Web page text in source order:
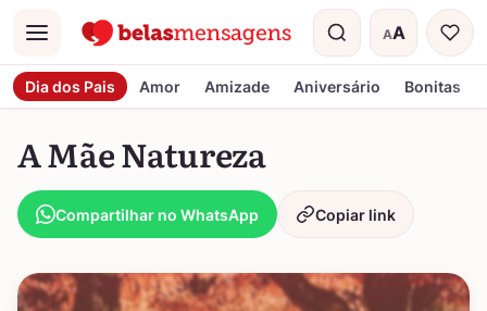
Menu AA
Tamanho do
Dia dos Pais Amor Amizade Aniversário Bonitas
A Mãe Natureza
Compartilhar no WhatsApp Copiar link